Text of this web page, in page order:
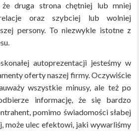
że druga strona chętniej lub mniej
oraz szybciej lub wolniej
persony. To niezwykle istotne z
autoprezentacji jesteśmy w
oferty naszej firmy. Oczywiście
wszystkie minusy, ale też po
informację, że się bardzo
pomimo świadomości słabej
może ulec efektowi, jaki wywarliśmy